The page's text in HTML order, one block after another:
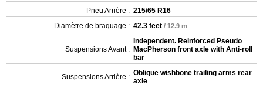
Pneu Arrière : 215/65 R16
Diamètre de braquage : 42.3 feet / 12.9 m
Suspensions Avant :
Independent. Reinforced Pseudo
MacPherson front axle with Anti-roll
bar
Suspensions Arrière : Oblique wishbone trailing arms rear
axle